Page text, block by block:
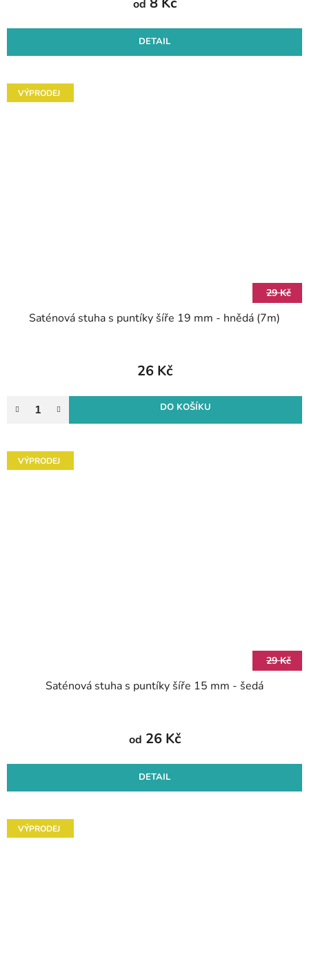
od
DETAIL
VÝPRODEJ
29 Kč
Saténová stuha s puntíky šíře 19 mm - hnědá (7m)
26 Kč
DO KOŠÍKU
VÝPRODEJ
29 Kč
Saténová stuha s puntíky šíře 15 mm - šedá
od 26 Kč
DETAIL
VÝPRODEJ